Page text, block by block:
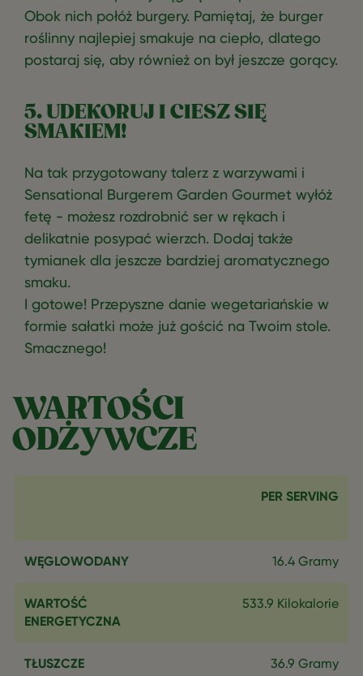
Obok nich połóż burgery. Pamiętaj, że burger
roślinny najlepiej smakuje na ciepło, dlatego
postaraj się, aby również on był jeszcze gorący.
5. UDEKORUJ I CIESZ SIĘ
SMAKIEM!
Na tak przygotowany talerz z warzywami i
Sensational Burgerem Garden Gourmet wyłóż
fetę - możesz rozdrobnić ser w rękach i
delikatnie posypać wierzch. Dodaj także
tymianek dla jeszcze bardziej aromatycznego
smaku.
I gotowe! Przepyszne danie wegetariańskie w
formie sałatki może już gościć na Twoim stole.
Smacznego!
WARTOŚCI
ODŻYWCZE
PER SERVING
WĘGLOWODANY 16.4 Gramy
WARTOŚĆ
ENERGETYCZNA
533.9 Kilokalorie
TŁUSZCZE 36.9 Gramy